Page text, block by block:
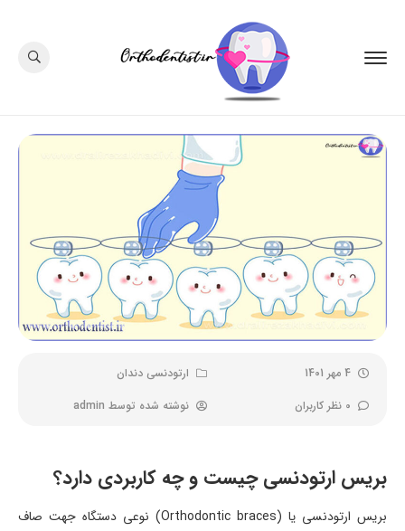
4 مهر 1401
ارتودنسی دندان
0 نظر کاربران
نوشته شده توسط admin
بریس ارتودنسی چیست و چه کاربردی دارد؟
بریس ارتودنسی یا (Orthodontic braces) نوعی دستگاه جهت صاف